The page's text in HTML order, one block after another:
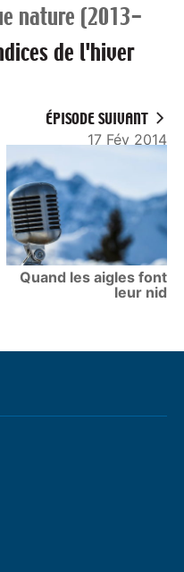
nature (2013-
de l'hiver
ÉPISODE SUIVANT
17 Fév 2014
Quand les aigles font
leur nid